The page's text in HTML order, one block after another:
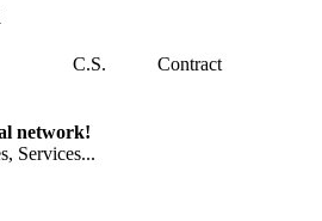
C.S. Contract
network!
Services...